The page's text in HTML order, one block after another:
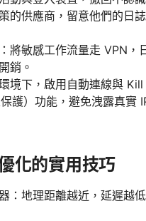
的供應商，留意他們的日
將敏感工作流量走 VPN，
銷。
境下，啟用自動連線與 Kill
護）功能，避免洩露真實 IP
化的實用技巧
：地理距離越近，延遲越